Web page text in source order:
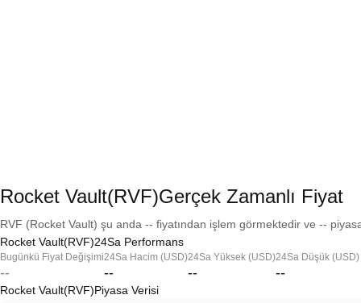
Rocket Vault(RVF)Gerçek Zamanlı Fiyat
RVF (Rocket Vault) şu anda -- fiyatından işlem görmektedir ve --
Rocket Vault(RVF)24Sa Performans
Bugünkü Fiyat Değişimi
--
24Sa Hacim (USD)
--
24Sa Yüksek (USD)
--
24Sa Düşük (USD)
--
Rocket Vault(RVF)Piyasa Verisi